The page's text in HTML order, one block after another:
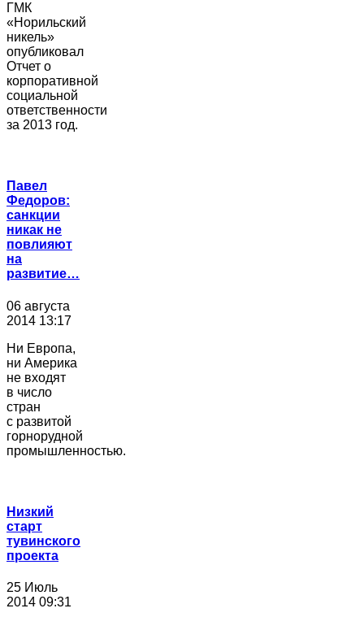
ГМК
«Норильский
никель»
опубликовал
Отчет о
корпоративной
социальной
ответственности
за 2013 год.
Павел
Федоров:
санкции
никак не
повлияют
на
развитие…
06 августа
2014 13:17
Ни Европа,
ни Америка
не входят
в число
стран
с развитой
горнорудной
промышленностью.
Низкий
старт
тувинского
проекта
25 Июль
2014 09:31